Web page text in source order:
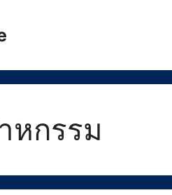
หกรรม